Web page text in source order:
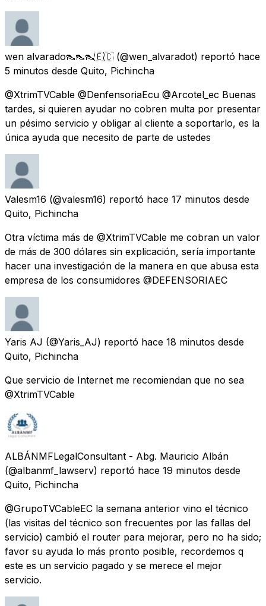
wen alvarado👠👠👠🇪🇨 (@wen_alvaradot) reportó hace
5 minutos desde Quito, Pichincha
@XtrimTVCable @DenfensoriaEcu @Arcotel_ec Buenas
tardes, si quieren ayudar no cobren multa por presentar
un pésimo servicio y obligar al cliente a soportarlo, es la
única ayuda que necesito de parte de ustedes
Valesm16 (@valesm16) reportó hace 17 minutos desde
Quito, Pichincha
Otra víctima más de @XtrimTVCable me cobran un valor
de más de 300 dólares sin explicación, sería importante
hacer una investigación de la manera en que abusa esta
empresa de los consumidores @DEFENSORIAEC
Yaris AJ (@Yaris_AJ) reportó hace 18 minutos desde
Quito, Pichincha
Que servicio de Internet me recomiendan que no sea
@XtrimTVCable
ALBÁNMFLegalConsultant - Abg. Mauricio Albán
(@albanmf_lawserv) reportó hace 19 minutos desde
Quito, Pichincha
@GrupoTVCableEC la semana anterior vino el técnico
(las visitas del técnico son frecuentes por las fallas del
servicio) cambió el router para mejorar, pero no ha sido;
favor su ayuda lo más pronto posible, recordemos q
este es un servicio pagado y se merece el mejor
servicio.